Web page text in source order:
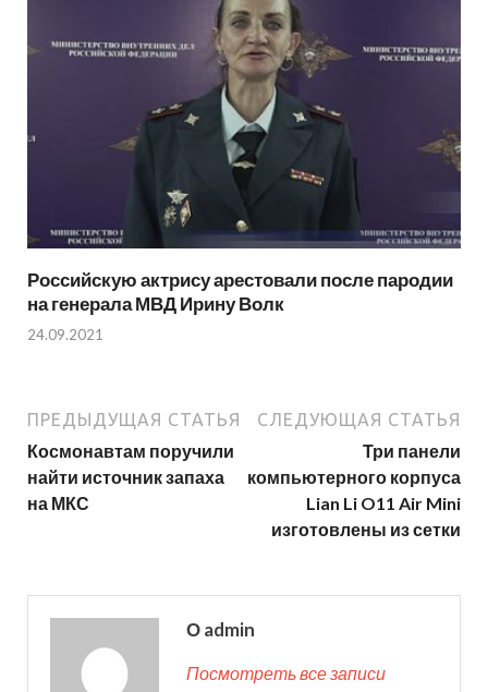
Российскую актрису арестовали после пародии
на генерала МВД Ирину Волк
24.09.2021
ПРЕДЫДУЩАЯ СТАТЬЯ
Космонавтам поручили
найти источник запаха
на МКС
СЛЕДУЮЩАЯ СТАТЬЯ
Три панели
компьютерного корпуса
Lian Li O11 Air Mini
изготовлены из сетки
О admin
Посмотреть все записи